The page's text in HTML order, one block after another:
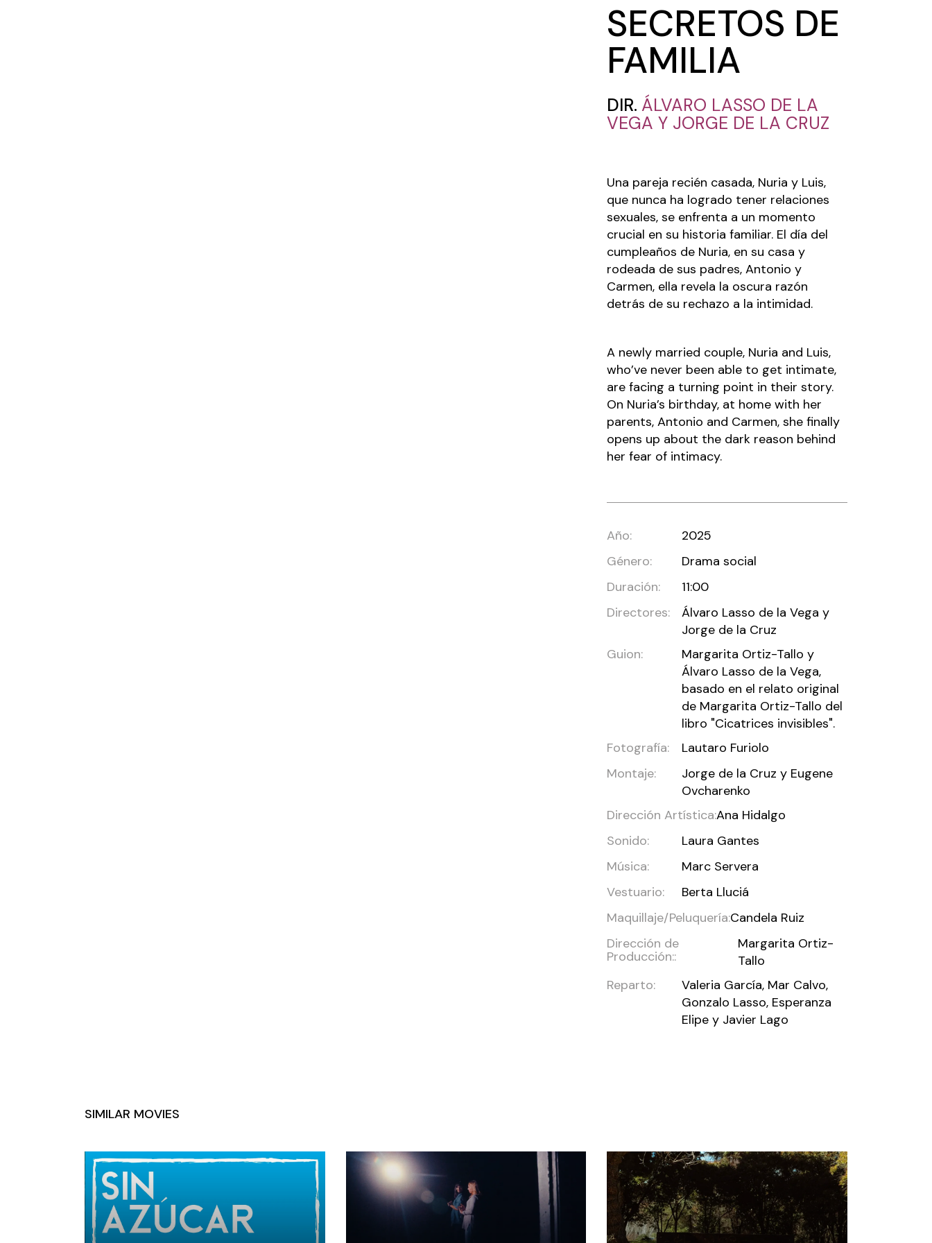
SECRETOS DE
FAMILIA
DIR. ÁLVARO LASSO DE LA
VEGA Y JORGE DE LA CRUZ
Una pareja recién casada, Nuria y Luis,
que nunca ha logrado tener relaciones
sexuales, se enfrenta a un momento
crucial en su historia familiar. El día del
cumpleaños de Nuria, en su casa y
rodeada de sus padres, Antonio y
Carmen, ella revela la oscura razón
detrás de su rechazo a la intimidad.
A newly married couple, Nuria and Luis,
who’ve never been able to get intimate,
are facing a turning point in their story.
On Nuria’s birthday, at home with her
parents, Antonio and Carmen, she finally
opens up about the dark reason behind
her fear of intimacy.
Año:
2025
Género:
Drama social
Duración:
11:00
Directores:
Álvaro Lasso de la Vega y
Jorge de la Cruz
Guion:
Margarita Ortiz-Tallo y
Álvaro Lasso de la Vega,
basado en el relato original
de Margarita Ortiz-Tallo del
libro "Cicatrices invisibles".
Fotografía:
Lautaro Furiolo
Montaje:
Jorge de la Cruz y Eugene
Ovcharenko
Dirección Artística:Ana Hidalgo
Sonido:
Laura Gantes
Música:
Marc Servera
Vestuario:
Berta Lluciá
Maquillaje/Peluquería:Candela Ruiz
Dirección de
Producción::
Margarita Ortiz-
Tallo
Reparto:
Valeria García, Mar Calvo,
Gonzalo Lasso, Esperanza
Elipe y Javier Lago
SIMILAR MOVIES